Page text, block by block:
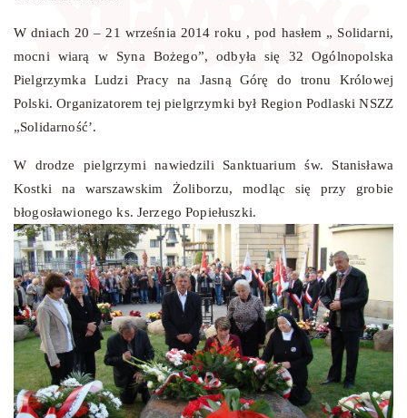
W dniach 20 – 21 września 2014 roku , pod hasłem „ Solidarni,
mocni wiarą w Syna Bożego”, odbyła się 32 Ogólnopolska
Pielgrzymka Ludzi Pracy na Jasną Górę do tronu Królowej
Polski. Organizatorem tej pielgrzymki był Region Podlaski NSZZ
„Solidarność’.
W drodze pielgrzymi nawiedzili Sanktuarium św. Stanisława
Kostki na warszawskim Żoliborzu, modląc się przy grobie
błogosławionego ks. Jerzego Popiełuszki.